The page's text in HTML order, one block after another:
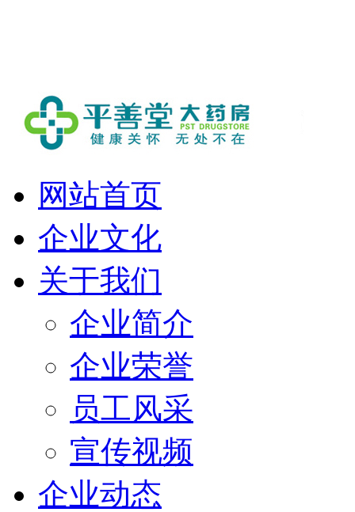
网站首页
企业文化
关于我们
企业简介
企业荣誉
员工风采
宣传视频
企业动态